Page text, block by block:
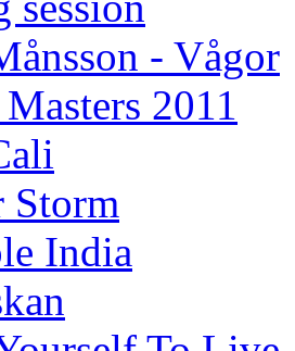
- Vågor
2011
Storm
India